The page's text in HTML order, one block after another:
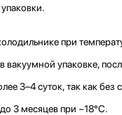
при
упаковке,
3–4 суток, так как без
3 месяцев при −18°C.